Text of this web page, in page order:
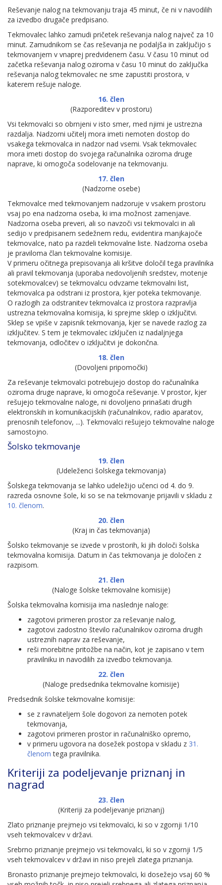
Reševanje nalog na tekmovanju traja 45 minut, če ni v navodilih
za izvedbo drugače predpisano.
Tekmovalec lahko zamudi pričetek reševanja nalog največ za 10
minut. Zamudnikom se čas reševanja ne podaljša in zaključijo s
tekmovanjem v vnaprej predvidenem času. V času 10 minut od
začetka reševanja nalog oziroma v času 10 minut do zaključka
reševanja nalog tekmovalec ne sme zapustiti prostora, v
katerem rešuje naloge.
16. člen
(Razporeditev v prostoru)
Vsi tekmovalci so obrnjeni v isto smer, med njimi je ustrezna
razdalja. Nadzorni učitelj mora imeti nemoten dostop do
vsakega tekmovalca in nadzor nad vsemi. Vsak tekmovalec
mora imeti dostop do svojega računalnika oziroma druge
naprave, ki omogoča sodelovanje na tekmovanju.
17. člen
(Nadzorne osebe)
Tekmovalce med tekmovanjem nadzoruje v vsakem prostoru
vsaj po ena nadzorna oseba, ki ima možnost zamenjave.
Nadzorna oseba preveri, ali so navzoči vsi tekmovalci in ali
sedijo v predpisanem sedežnem redu, evidentira manjkajoče
tekmovalce, nato pa razdeli tekmovalne liste. Nadzorna oseba
je praviloma član tekmovalne komisije.
V primeru očitnega prepisovanja ali kršitve določil tega pravilnika
ali pravil tekmovanja (uporaba nedovoljenih sredstev, motenje
sotekmovalcev) se tekmovalcu odvzame tekmovalni list,
tekmovalca pa odstrani iz prostora, kjer poteka tekmovanje.
O razlogih za odstranitev tekmovalca iz prostora razpravlja
ustrezna tekmovalna komisija, ki sprejme sklep o izključitvi.
Sklep se vpiše v zapisnik tekmovanja, kjer se navede razlog za
izključitev. S tem je tekmovalec izključen iz nadaljnjega
tekmovanja, odločitev o izključitvi je dokončna.
18. člen
(Dovoljeni pripomočki)
Za reševanje tekmovalci potrebujejo dostop do računalnika
oziroma druge naprave, ki omogoča reševanje. V prostor, kjer
rešujejo tekmovalne naloge, ni dovoljeno prinašati drugih
elektronskih in komunikacijskih (računalnikov, radio aparatov,
prenosnih telefonov, ...). Tekmovalci rešujejo tekmovalne naloge
samostojno.
Šolsko tekmovanje
19. člen
(Udeleženci šolskega tekmovanja)
Šolskega tekmovanja se lahko udeležijo učenci od 4. do 9.
razreda osnovne šole, ki so se na tekmovanje prijavili v skladu z
10. členom.
20. člen
(Kraj in čas tekmovanja)
Šolsko tekmovanje se izvede v prostorih, ki jih določi šolska
tekmovalna komisija. Datum in čas tekmovanja je določen z
razpisom.
21. člen
(Naloge šolske tekmovalne komisije)
Šolska tekmovalna komisija ima naslednje naloge:
zagotovi primeren prostor za reševanje nalog,
zagotovi zadostno število računalnikov oziroma drugih
ustreznih naprav za reševanje,
reši morebitne pritožbe na način, kot je zapisano v tem
pravilniku in navodilih za izvedbo tekmovanja.
22. člen
(Naloge predsednika tekmovalne komisije)
Predsednik šolske tekmovalne komisije:
se z ravnateljem šole dogovori za nemoten potek
tekmovanja,
zagotovi primeren prostor in računalniško opremo,
v primeru ugovora na dosežek postopa v skladu z 31.
členom tega pravilnika.
Kriteriji za podeljevanje priznanj in
nagrad
23. člen
(Kriteriji za podeljevanje priznanj)
Zlato priznanje prejmejo vsi tekmovalci, ki so v zgornji 1/10
vseh tekmovalcev v državi.
Srebrno priznanje prejmejo vsi tekmovalci, ki so v zgornji 1/5
vseh tekmovalcev v državi in niso prejeli zlatega priznanja.
Bronasto priznanje prejmejo tekmovalci, ki dosežejo vsaj 60 %